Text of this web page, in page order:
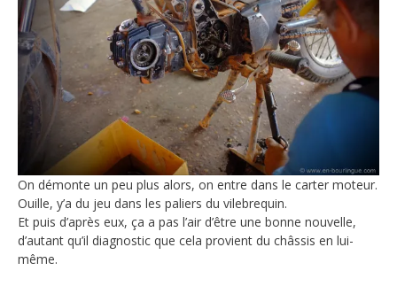
On démonte un peu plus alors, on entre dans le carter moteur.
Ouille, y’a du jeu dans les paliers du vilebrequin.
Et puis d’après eux, ça a pas l’air d’être une bonne nouvelle,
d’autant qu’il diagnostic que cela provient du châssis en lui-
même.